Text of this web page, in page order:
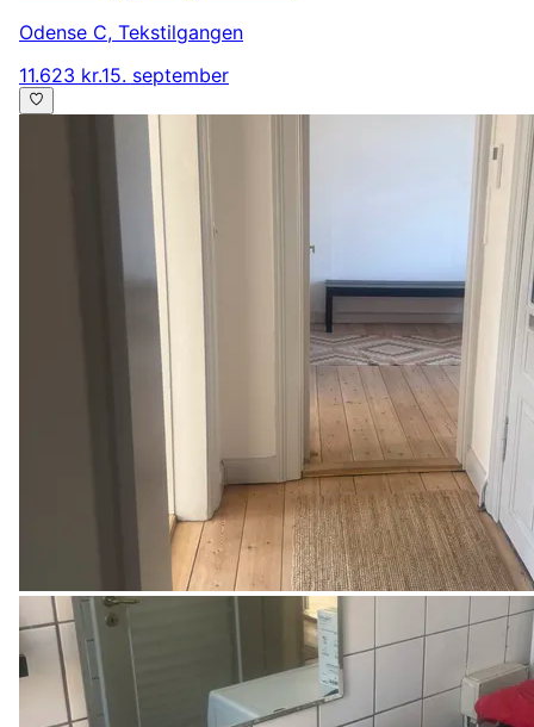
Odense C, Tekstilgangen
11.623 kr.15. september